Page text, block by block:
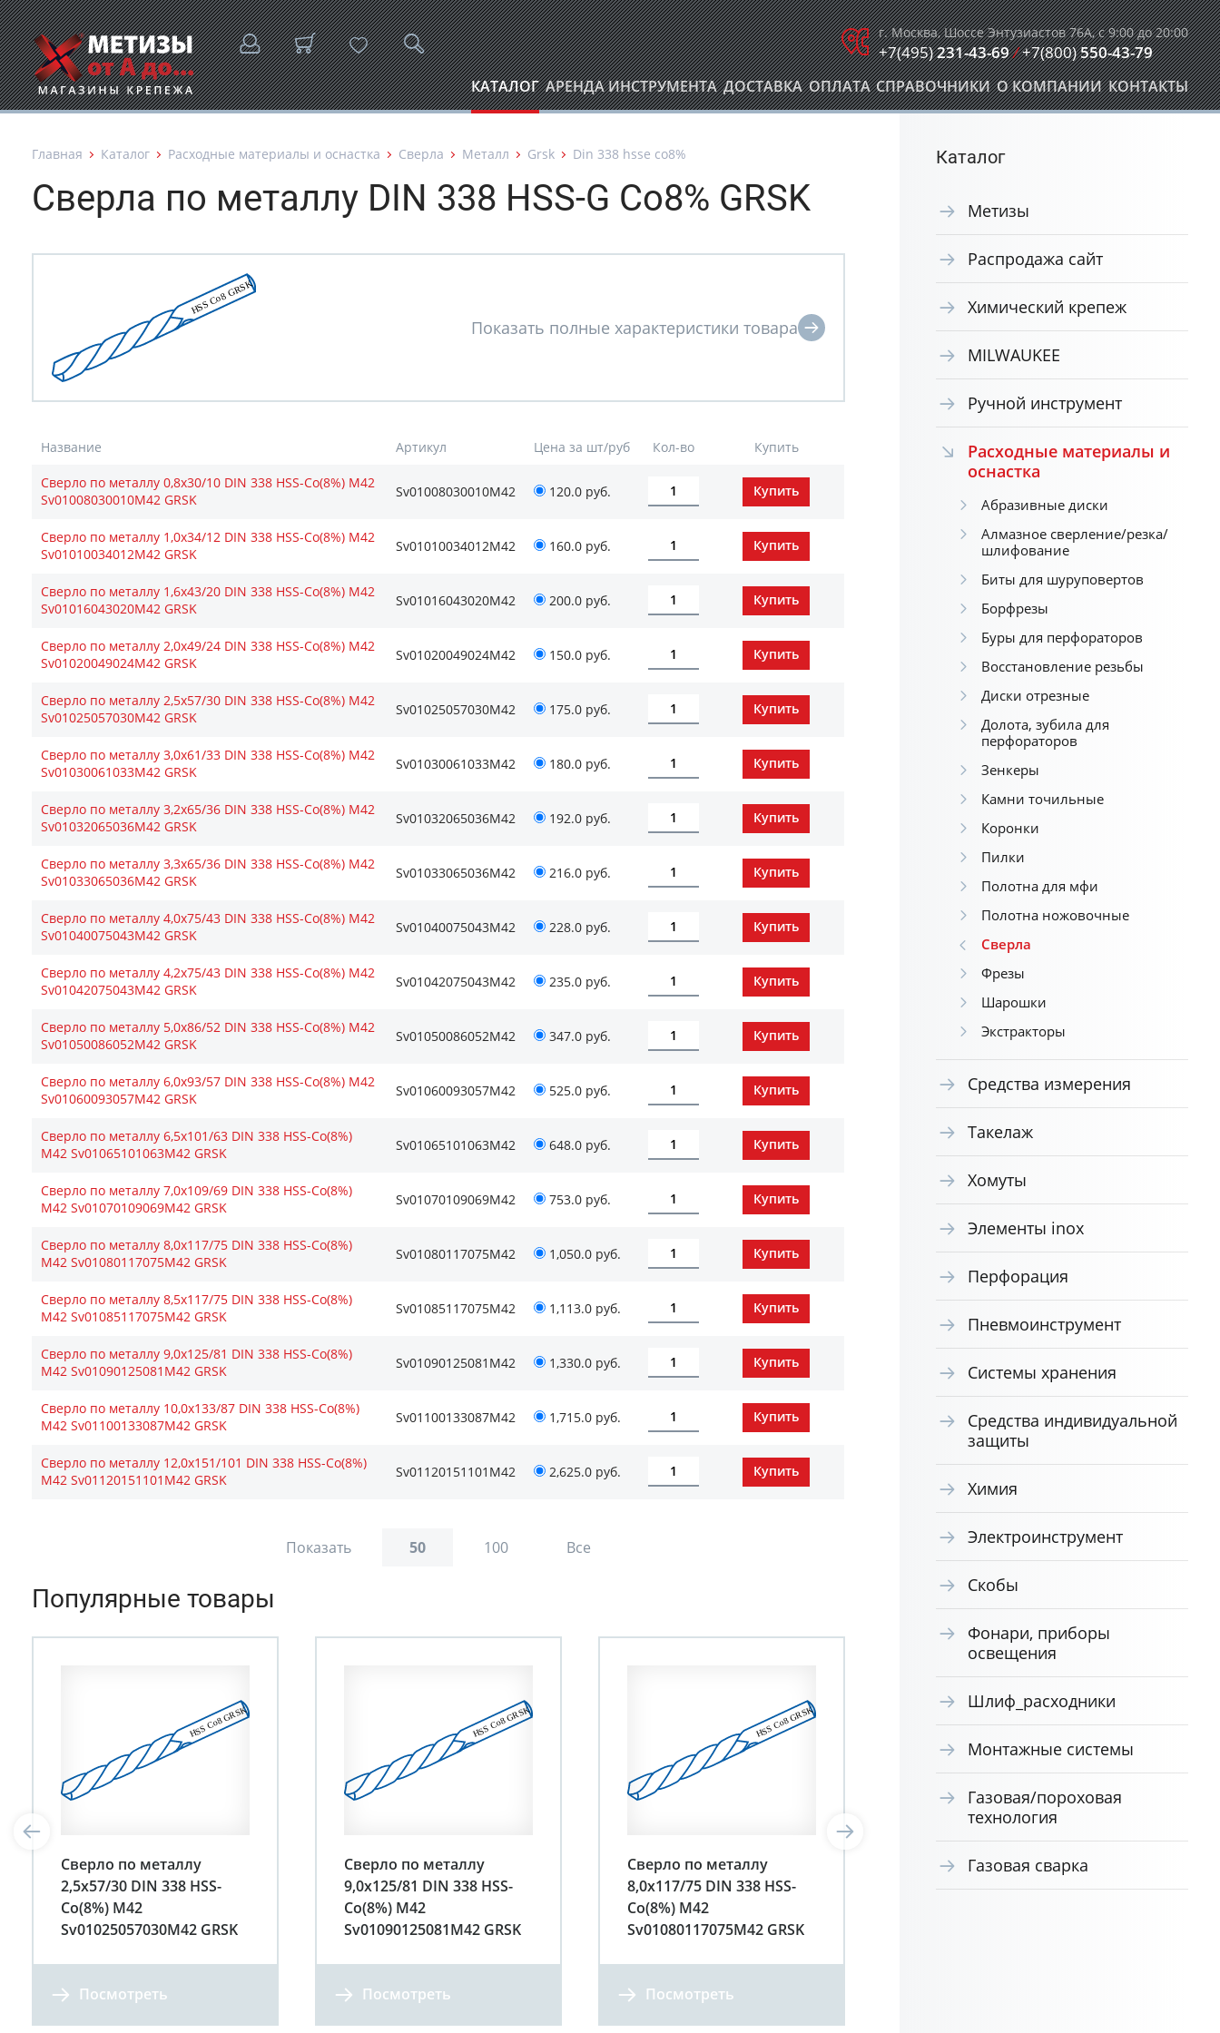
г. Москва, Шоссе Энтузиастов 76А, с 9:00 до 20:00
+7(495)231-43-69/+7(800)550-43-79
КАТАЛОГ АРЕНДА ИНСТРУМЕНТА ДОСТАВКА ОПЛАТА СПРАВОЧНИКИ О КОМПАНИИ КОНТАКТЫ
Главная Каталог Расходные материалы и оснастка Сверла Металл Grsk Din 338 hsse co8%
Сверла по металлу DIN 338 HSS-G Co8% GRSK
Название Артикул Цена за шт/руб Кол-во Купить
Сверло по металлу 0,8х30/10 DIN 338 HSS-Co(8%) М42
Sv01008030010М42 GRSK
Sv01008030010М42 120.0 руб.
Сверло по металлу 1,0х34/12 DIN 338 HSS-Co(8%) М42
Sv01010034012М42 GRSK
Sv01010034012М42 160.0 руб.
Сверло по металлу 1,6х43/20 DIN 338 HSS-Co(8%) М42
Sv01016043020М42 GRSK
Sv01016043020М42 200.0 руб.
Сверло по металлу 2,0х49/24 DIN 338 HSS-Co(8%) М42
Sv01020049024М42 GRSK
Sv01020049024М42 150.0 руб.
Сверло по металлу 2,5х57/30 DIN 338 HSS-Co(8%) М42
Sv01025057030М42 GRSK
Sv01025057030М42 175.0 руб.
Сверло по металлу 3,0х61/33 DIN 338 HSS-Co(8%) М42
Sv01030061033М42 GRSK
Sv01030061033М42 180.0 руб.
Сверло по металлу 3,2х65/36 DIN 338 HSS-Co(8%) М42
Sv01032065036М42 GRSK
Sv01032065036М42 192.0 руб.
Сверло по металлу 3,3х65/36 DIN 338 HSS-Co(8%) М42
Sv01033065036М42 GRSK
Sv01033065036М42 216.0 руб.
Сверло по металлу 4,0х75/43 DIN 338 HSS-Co(8%) М42
Sv01040075043М42 GRSK
Sv01040075043М42 228.0 руб.
Сверло по металлу 4,2х75/43 DIN 338 HSS-Co(8%) М42
Sv01042075043М42 GRSK
Sv01042075043М42 235.0 руб.
Сверло по металлу 5,0х86/52 DIN 338 HSS-Co(8%) М42
Sv01050086052М42 GRSK
Sv01050086052М42 347.0 руб.
Сверло по металлу 6,0х93/57 DIN 338 HSS-Co(8%) М42
Sv01060093057М42 GRSK
Sv01060093057М42 525.0 руб.
Сверло по металлу 6,5х101/63 DIN 338 HSS-Co(8%)
М42 Sv01065101063М42 GRSK
Sv01065101063М42 648.0 руб.
Сверло по металлу 7,0х109/69 DIN 338 HSS-Co(8%)
М42 Sv01070109069М42 GRSK
Sv01070109069М42 753.0 руб.
Сверло по металлу 8,0х117/75 DIN 338 HSS-Co(8%)
М42 Sv01080117075М42 GRSK
Sv01080117075М42 1,050.0 руб.
Сверло по металлу 8,5х117/75 DIN 338 HSS-Co(8%)
М42 Sv01085117075М42 GRSK
Sv01085117075М42 1,113.0 руб.
Сверло по металлу 9,0х125/81 DIN 338 HSS-Co(8%)
М42 Sv01090125081М42 GRSK
Sv01090125081М42 1,330.0 руб.
Сверло по металлу 10,0х133/87 DIN 338 HSS-Co(8%)
М42 Sv01100133087М42 GRSK
Sv01100133087М42 1,715.0 руб.
Сверло по металлу 12,0х151/101 DIN 338 HSS-Co(8%)
М42 Sv01120151101М42 GRSK
Sv01120151101М42 2,625.0 руб.
Показать 50 100 Все
Популярные товары
Сверло по металлу
2,5х57/30 DIN 338 HSS-
Co(8%) М42
Sv01025057030М42 GRSK
Посмотреть
Сверло по металлу
9,0х125/81 DIN 338 HSS-
Co(8%) М42
Sv01090125081М42 GRSK
Посмотреть
Сверло по металлу
8,0х117/75 DIN 338 HSS-
Co(8%) М42
Sv01080117075М42 GRSK
Посмотреть
Сверло по металлу
6,5х101/63 DIN 338 HSS-
Каталог
Метизы
Распродажа сайт
Химический крепеж
MILWAUKEE
Ручной инструмент
Расходные материалы и
оснастка
Абразивные диски
Алмазное сверление/резка/
шлифование
Биты для шуруповертов
Борфрезы
Буры для перфораторов
Восстановление резьбы
Диски отрезные
Долота, зубила для
перфораторов
Зенкеры
Камни точильные
Коронки
Пилки
Полотна для мфи
Полотна ножовочные
Сверла
Фрезы
Шарошки
Экстракторы
Средства измерения
Такелаж
Хомуты
Элементы inox
Перфорация
Пневмоинструмент
Системы хранения
Средства индивидуальной
защиты
Химия
Электроинструмент
Скобы
Фонари, приборы
освещения
Шлиф_расходники
Монтажные системы
Газовая/пороховая
технология
Газовая сварка